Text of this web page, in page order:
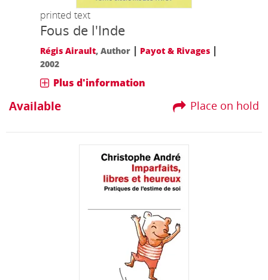
printed text
Fous de l'Inde
Régis Airault, Author | Payot & Rivages |
2002
Plus d'information
Place on hold
Available